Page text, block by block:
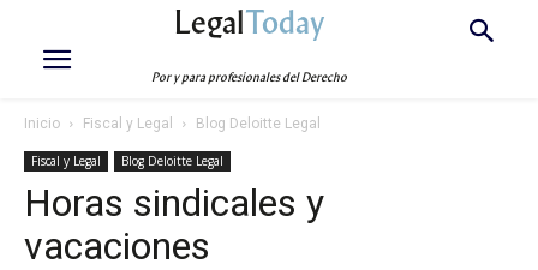
LegalToday
Por y para profesionales del Derecho
Inicio Fiscal y Legal Blog Deloitte Legal
Fiscal y Legal Blog Deloitte Legal
Horas sindicales y
vacaciones